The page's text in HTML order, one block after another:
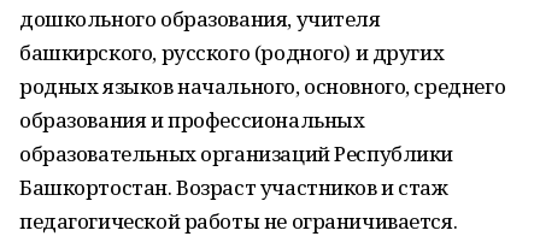
дошкольного образования, учителя
башкирского, русского (родного) и других
родных языков начального, основного, среднего
образования и профессиональных
образовательных организаций Республики
Башкортостан. Возраст участников и стаж
педагогической работы не ограничивается.